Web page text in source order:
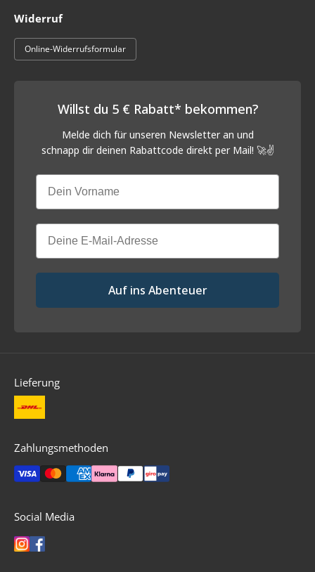
Widerruf
Online-Widerrufsformular
Willst du 5 € Rabatt* bekommen?
Melde dich für unseren Newsletter an und
schnapp dir deinen Rabattcode direkt per Mail! 🚀✌️
Vorname
Email
Auf ins Abenteuer
Lieferung
Zahlungsmethoden
Social Media